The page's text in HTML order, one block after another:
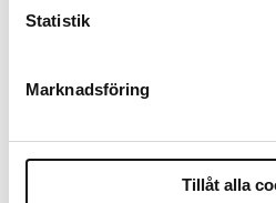
Statistik
Marknadsföring
Tillåt alla
HUVUDSKYDDSOMBUD